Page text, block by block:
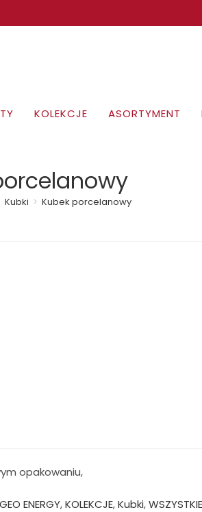
KOLEKCJE ASORTYMENT
Kubki > Kubek porcelanowy
opakowaniu,
GEO ENERGY,KOLEKCJE,Kubki,